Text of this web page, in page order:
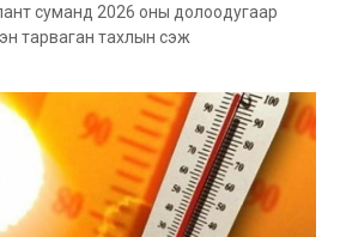
суманд 2026 оны долоодугаар
тарваган тахлын сэж